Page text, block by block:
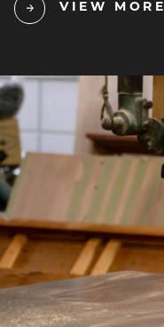
VIEW MORE